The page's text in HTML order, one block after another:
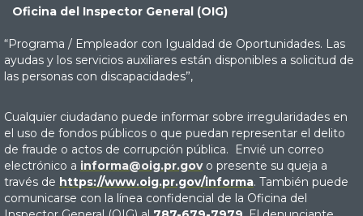
Oficina del Inspector General (OIG)
“Programa / Empleador con Igualdad de Oportunidades. Las
ayudas y los servicios auxiliares están disponibles a solicitud de
las personas con discapacidades”,
Cualquier ciudadano puede informar sobre irregularidades en
el uso de fondos públicos o que puedan representar el delito
de fraude o actos de corrupción pública. Envié un correo
electrónico a informa@oig.pr.govo presente su queja a
través de https://www.oig.pr.gov/informa. También puede
comunicarse con la línea confidencial de la Oficina del